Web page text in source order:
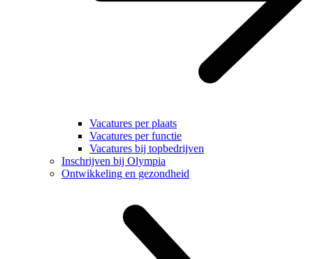
Vacatures per plaats
Vacatures per functie
Vacatures bij topbedrijven
Inschrijven bij Olympia
Ontwikkeling en gezondheid